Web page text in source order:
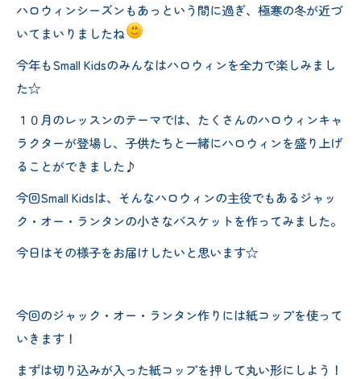
ハロウィンシーズンもあっという間に過ぎ、極寒の冬が近づ
いてまいりましたね
今年もSmall Kidsのみんなはハロウィンを全力で楽しみまし
た☆
１０月のレッスンのテーマでは、たくさんのハロウィンキャ
ラクターが登場し、子供たちと一緒にハロウィンを盛り上げ
ることができました♪
今回Small Kidsは、そんなハロウィンの主役でもあるジャッ
ク・オー・ランタンの小さなバスケットを作ってみました。
今日はその様子をお届けしたいと思います☆
今回のジャック・オー・ランタン作りには紙コップを使って
いきます！
まずは切り込みが入った紙コップを押して丸い形にしよう！